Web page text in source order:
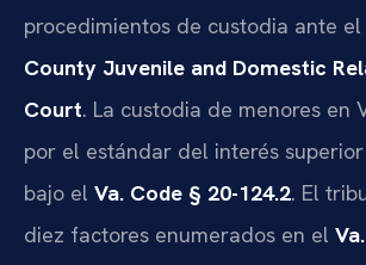
procedimientos de custodia ante el
County Juvenile and Domestic
Court. La custodia de menores en
por el estándar del interés
bajo el Va. Code § 20-124.2. El
diez factores enumerados en el